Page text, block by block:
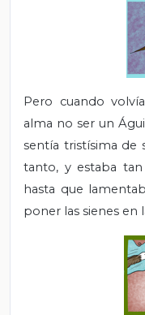
Pero cuando
alma no ser un
sentía tristísima de
tanto, y estaba
hasta que
poner las sienes en